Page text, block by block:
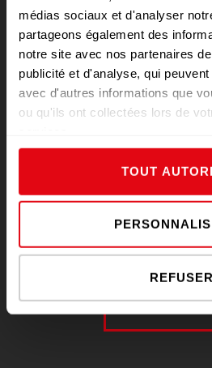
médias sociaux et d'analyser
partageons également des
notre site avec nos partenaires
publicité et d'analyse, qui
avec d'autres informations que
ou qu'ils ont collectées lors de
TOUT
REFUSER
Conseils